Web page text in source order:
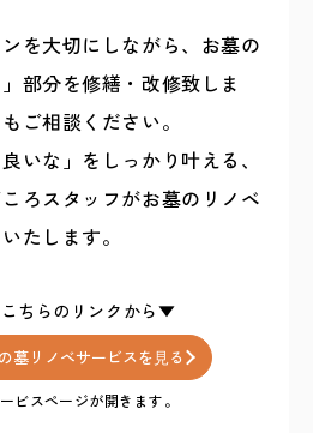
を大切にしながら、お墓の
部分を修繕・改修致しま
ご相談ください。
いな」をしっかり叶える、
ろスタッフがお墓のリノベ
たします。
墓リノベサービスを⾒る